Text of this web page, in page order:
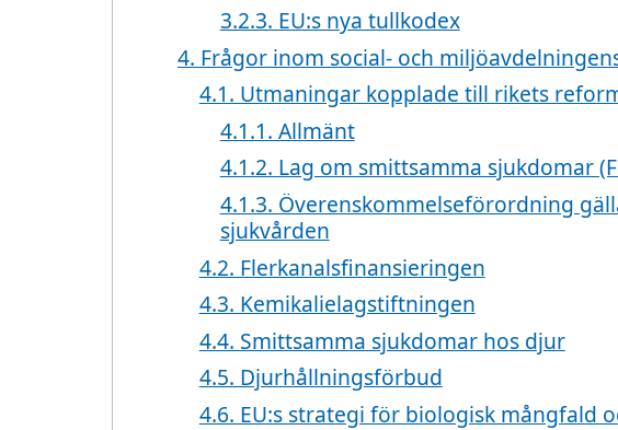
3.2.3. EU:s nya tullkodex
4. Frågor inom social- och
4.1. Utmaningar kopplade till rikets
4.1.1. Allmänt
4.1.2. Lag om smittsamma sjukdomar
4.1.3. Överenskommelseförordning
sjukvården
4.2. Flerkanalsfinansieringen
4.3. Kemikalielagstiftningen
4.4. Smittsamma sjukdomar hos djur
4.5. Djurhållningsförbud
4.6. EU:s strategi för biologisk mångfald